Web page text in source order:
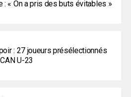
: « On a pris des buts évitables »
: 27 joueurs présélectionnés
U-23